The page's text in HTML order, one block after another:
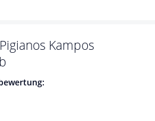
Pigianos Kampos